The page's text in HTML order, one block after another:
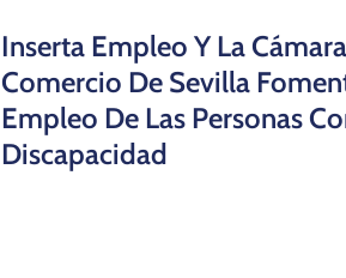
Inserta Empleo Y La
Comercio De Sevilla
Empleo De Las Personas
Discapacidad